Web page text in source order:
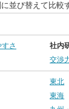
並び替えて比較
さ 社内
交渉
東北
東海